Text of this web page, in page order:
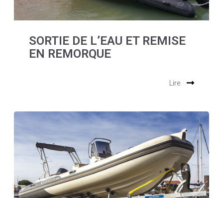
SORTIE DE L’EAU ET REMISE
EN REMORQUE
Lire